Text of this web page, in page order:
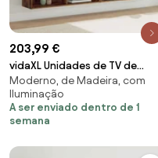
203,99 €
vidaXL Unidades de TV de
Parede com LED 5 pcs Madeira
Antiga
Moderno, de Madeira, com
Iluminação
A ser enviado dentro de 1
semana